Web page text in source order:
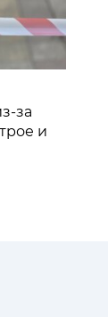
за
и